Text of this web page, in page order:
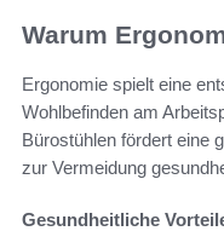
Warum
Ergonomie spielt eine
Wohlbefinden am
Bürostühlen fördert eine
zur Vermeidung
Gesundheitliche